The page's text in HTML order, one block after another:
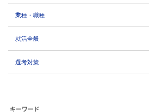
業種・職種
就活全般
選考対策
キーワード